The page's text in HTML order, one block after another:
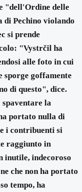
"dell'Ordine delle
di Pechino violando
si prende
"Vystrčil ha
alle foto in cui
sporge goffamente
di questo", dice.
spaventare la
portato nulla di
i contribuenti si
raggiunto in
inutile, indecoroso
che non ha portato
tempo, ha